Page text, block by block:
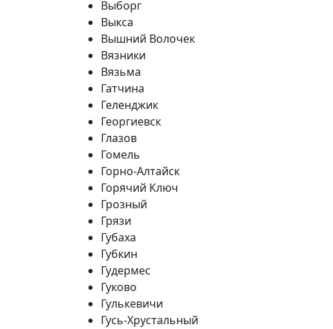
Выборг
Выкса
Вышний Волочек
Вязники
Вязьма
Гатчина
Геленджик
Георгиевск
Глазов
Гомель
Горно-Алтайск
Горячий Ключ
Грозный
Грязи
Губаха
Губкин
Гудермес
Гуково
Гулькевичи
Гусь-Хрустальный